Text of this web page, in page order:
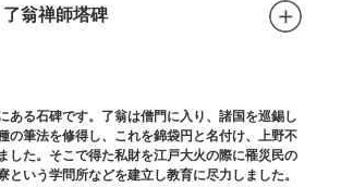
了翁禅師塔碑
ある石碑です。了翁は僧門に入り、諸国を巡錫し
の筆法を修得し、これを錦袋円と名付け、上野不
した。そこで得た私財を江戸大火の際に罹災民の
という学問所などを建立し教育に尽力しました。